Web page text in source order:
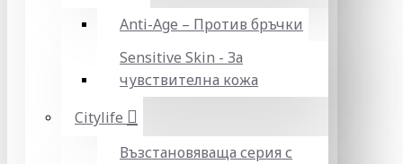
Anti-Age – Против бръчки
Sensitive Skin - За
чувствителна кожа
Citylife
Възстановяваща серия с